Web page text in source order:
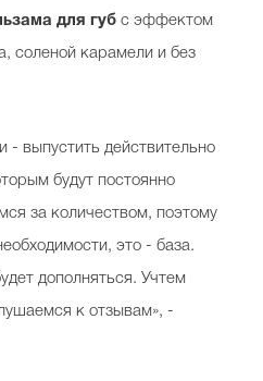
для губ с эффектом
соленой карамели и без
выпустить действительно
будут постоянно
за количеством, поэтому
это - база.
дополняться. Учтем
к отзывам», -